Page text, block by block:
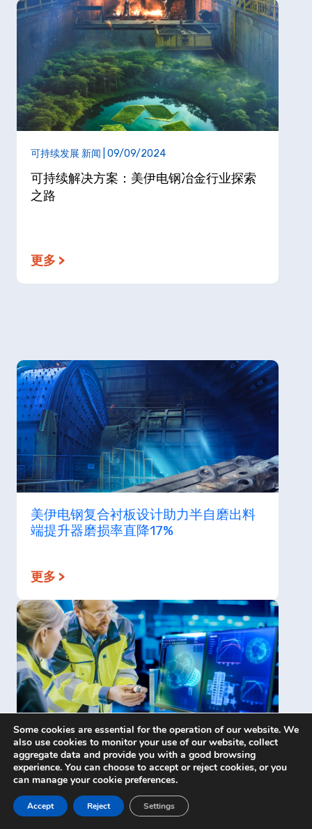
可持续发展 新闻 | 09/09/2024
可持续解决方案：美伊电钢冶金行业探索
之路
更多 >
美伊电钢复合衬板设计助力半自磨出料
端提升器磨损率直降17%
更多 >
美伊电钢生产咨询服务——提升破碎设备
的作业指标
更多 >
Some cookies are essential for the operation of our website. We
also use cookies to monitor your use of our website, collect
aggregate data and provide you with a good browsing
experience. You can choose to accept or reject cookies, or you
can manage your cookie preferences.
Accept Reject Settings